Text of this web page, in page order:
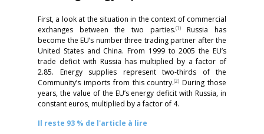
First, a look at the situation in the context of commercial
exchanges between the two parties.(1)Russia has
become the EU’s number three trading partner after the
United States and China. From 1999 to 2005 the EU’s
trade deficit with Russia has multiplied by a factor of
2.85. Energy supplies represent two-thirds of the
Community’s imports from this country.(2) During those
years, the value of the EU’s energy deficit with Russia, in
constant euros, multiplied by a factor of 4.
Il reste 93 % de l'article à lire